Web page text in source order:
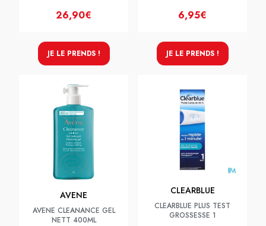
26,90€
JE LE PRENDS !
6,95€
JE LE PRENDS !
AVENE
AVENE CLEANANCE GEL
NETT 400ML
CLEARBLUE
CLEARBLUE PLUS TEST
GROSSESSE 1